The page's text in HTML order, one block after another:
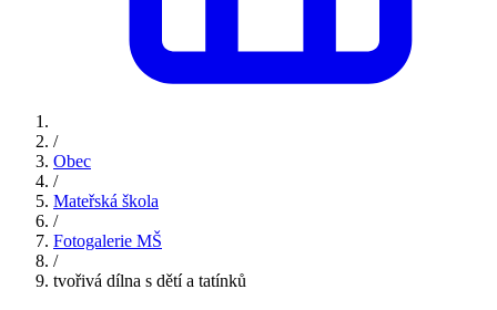
/
Obec
/
Mateřská škola
/
Fotogalerie MŠ
/
tvořivá dílna s dětí a tatínků